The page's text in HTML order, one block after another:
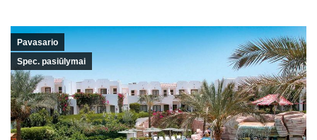
Pavasario
Spec. pasiūlymai